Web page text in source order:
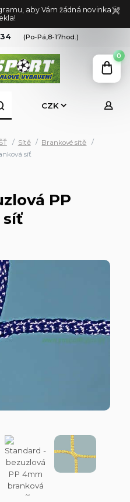
aby Vám žádná novinka již
CZK
(Po-Pá,8-17hod.)
0
Sítě
Brankové sítě
síť
PP
síť